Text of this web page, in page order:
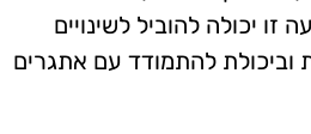
זו יכולה להוביל לשינויים
וביכולת להתמודד עם אתגרים